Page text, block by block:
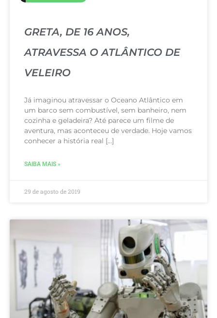
GRETA, DE 16 ANOS,
ATRAVESSA O ATLÂNTICO DE
VELEIRO
Já imaginou atravessar o Oceano Atlântico em
um barco sem combustível, sem banheiro, nem
cozinha e geladeira? Até parece um filme de
aventura, mas aconteceu de verdade. Hoje vamos
conhecer a história real […]
SAIBA MAIS »
29 de agosto de 2019